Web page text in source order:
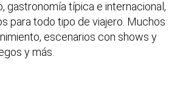
gastronomía típica e internacional,
para todo tipo de viajero. Muchos
escenarios con shows y
y más.